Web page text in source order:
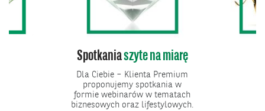
Spotkaniaszyte na miarę
Dla Ciebie – Klienta Premium
proponujemy spotkania w
formie webinarów w tematach
biznesowych oraz lifestylowych.